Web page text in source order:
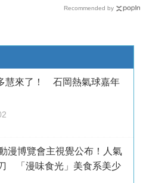
Recommended by
慧來了！ 石岡熱氣球嘉年
漫博覽會主視覺公布！人氣
「漫味食光」美食系美少